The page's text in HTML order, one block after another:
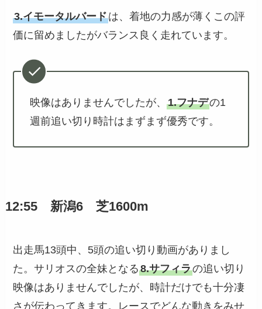
3.イモータルバードは、着地の力感が薄くこの評
価に留めましたがバランス良く走れています。
映像はありませんでしたが、1.フナデの1
週前追い切り時計はまずまず優秀です。
12:55 新潟6 芝1600m
出走馬13頭中、5頭の追い切り動画がありまし
た。サリオスの全妹となる8.サフィラの追い切り
映像はありませんでしたが、時計だけでも十分凄
さが伝わってきます。レースでどんな動きをみせ